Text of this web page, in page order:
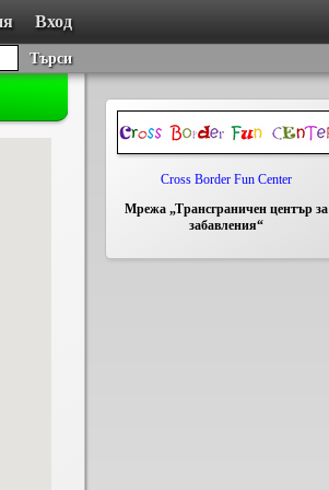
Вход
Търси
Cross Border Fun Center
Мрежа „Трансграничен център за
забавления“